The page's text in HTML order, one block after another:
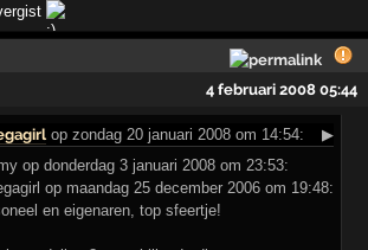
4 februari 2008 05:44
op zondag 20 januari 2008 om 14:54:
▶
op donderdag 3 januari 2008 om 23:53:
op maandag 25 december 2006 om 19:48:
en eigenaren, top sfeertje!